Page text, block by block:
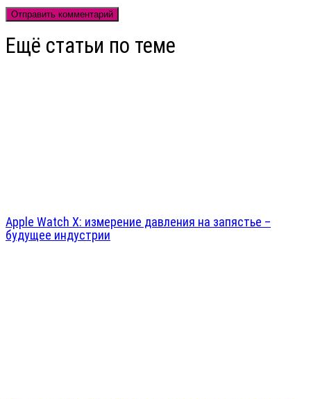
Ещё статьи по теме
Apple Watch X: измерение давления на запястье –
будущее индустрии